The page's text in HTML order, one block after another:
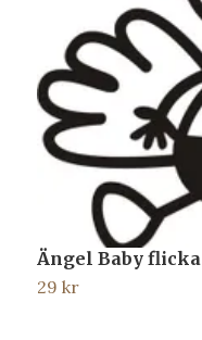
Ängel Baby flicka
29 kr